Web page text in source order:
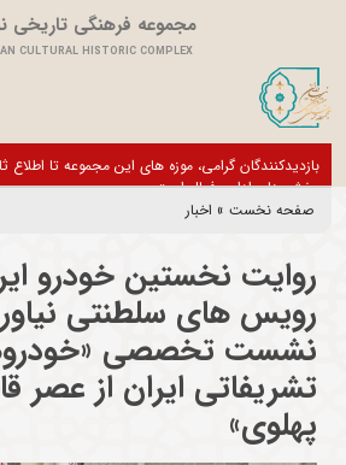
مجموعه فرهنگی تاریخی
CULTURAL HISTORIC COMPLEX
از تور مجازی 360 درجه مجموعه فرهنگی تاریخی نیاوران بازدید نمایید
صفحه نخست » اخبار
روایت نخستین خودرو
رویس های سلطنتی
نشست تخصصی
تشریفاتی ایران از عصر
پهلوی»